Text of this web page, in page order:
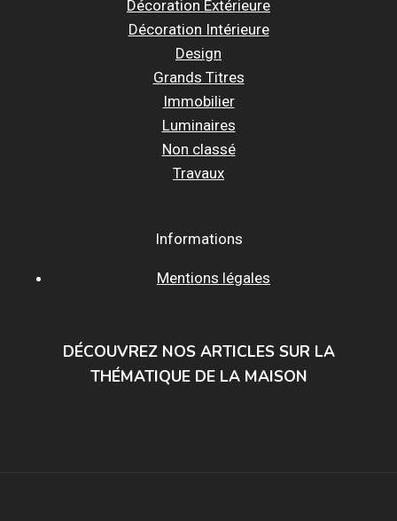
Décoration Extérieure
Décoration Intérieure
Design
Grands Titres
Immobilier
Luminaires
Non classé
Travaux
Informations
Mentions légales
DÉCOUVREZ NOS ARTICLES SUR LA
THÉMATIQUE DE LA MAISON